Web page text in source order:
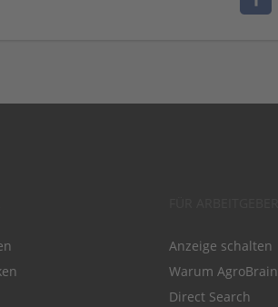
Anzeige schalten
Warum AgroBrain
Direct Search